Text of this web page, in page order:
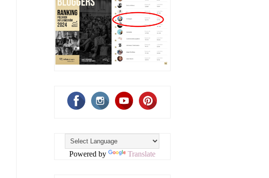
Powered by Translate